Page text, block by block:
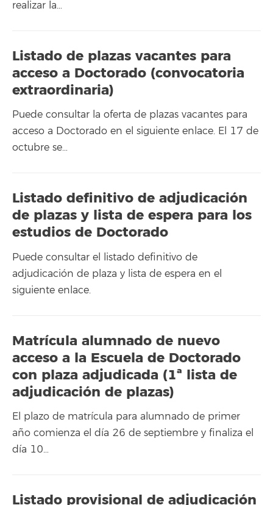
realizar la…
Listado de plazas vacantes para
acceso a Doctorado (convocatoria
extraordinaria)
Puede consultar la oferta de plazas vacantes para
acceso a Doctorado en el siguiente enlace. El 17 de
octubre se…
Listado definitivo de adjudicación
de plazas y lista de espera para los
estudios de Doctorado
Puede consultar el listado definitivo de
adjudicación de plaza y lista de espera en el
siguiente enlace.
Matrícula alumnado de nuevo
acceso a la Escuela de Doctorado
con plaza adjudicada (1ª lista de
adjudicación de plazas)
El plazo de matrícula para alumnado de primer
año comienza el día 26 de septiembre y finaliza el
día 10…
Listado provisional de adjudicación